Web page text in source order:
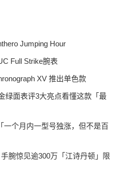
Jumping Hour
Full Strike腕表
XV 推出单色款
绿面表评3大亮点看懂这款「最
一个月内一型号独涨，但不是百
腕惊见逾300万「江诗丹顿」限